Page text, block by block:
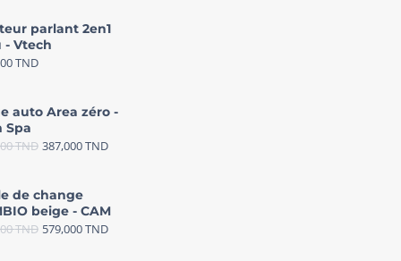
parlant 2en1
- Vtech
TND
auto Area zéro -
Spa
TND 387,000TND
de change
beige - CAM
TND 579,000TND